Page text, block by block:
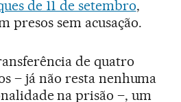
de 11 de setembro,
presos sem acusação.
de quatro
– já não resta nenhuma
na prisão –, um